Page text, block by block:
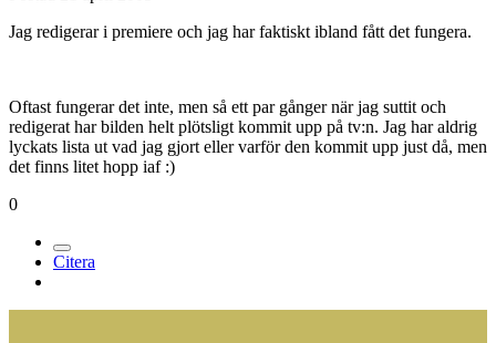
Jag redigerar i premiere och jag har faktiskt ibland fått det fungera.
Oftast fungerar det inte, men så ett par gånger när jag suttit och
redigerat har bilden helt plötsligt kommit upp på tv:n. Jag har aldrig
lyckats lista ut vad jag gjort eller varför den kommit upp just då, men
det finns litet hopp iaf :)
0
Citera